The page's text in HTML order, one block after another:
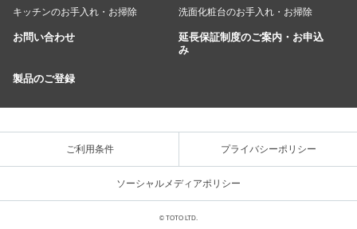
キッチンのお手入れ・お掃除
洗面化粧台のお手入れ・お掃除
お問い合わせ
延長保証制度のご案内・お申込
み
製品のご登録
ご利用条件 プライバシーポリシー
ソーシャルメディアポリシー
© TOTO LTD.